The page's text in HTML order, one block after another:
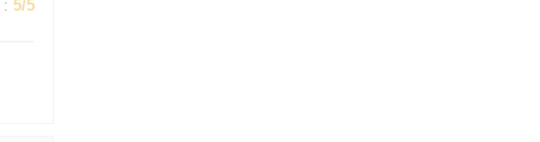
: 5/5